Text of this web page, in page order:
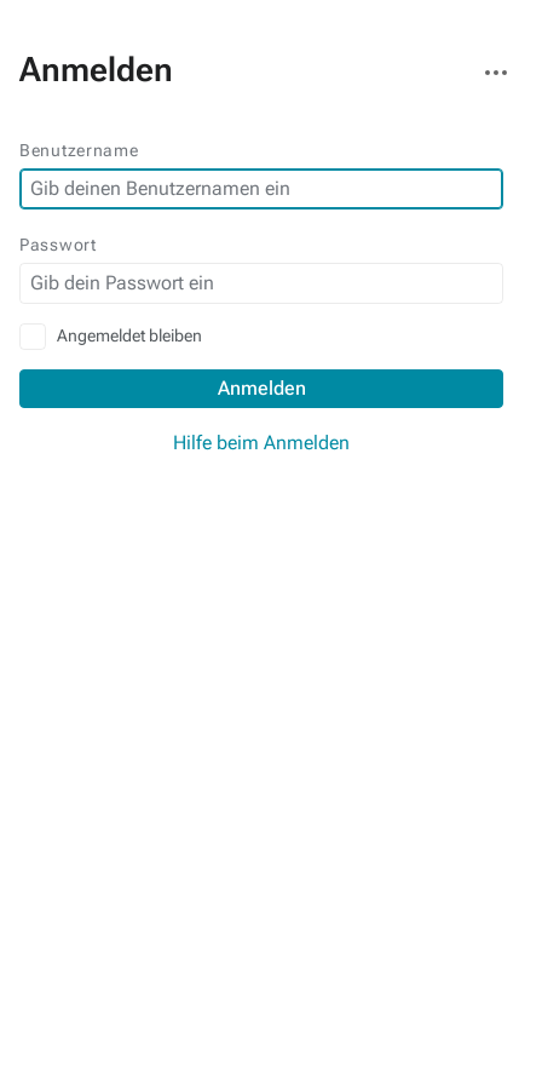
Anmelden
Aktionen
Benutzername
Passwort
Angemeldet bleiben
Anmelden
Hilfe beim Anmelden